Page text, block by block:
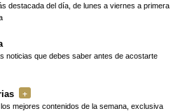
destacada del día, de lunes a viernes a primera
noticias que debes saber antes de acostarte
mejores contenidos de la semana, exclusiva